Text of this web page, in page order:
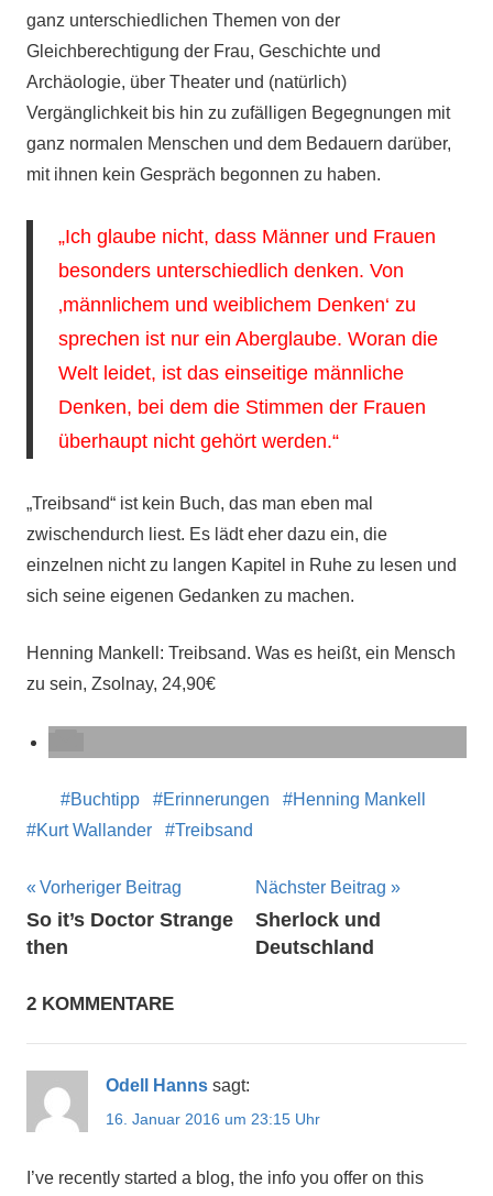
ganz unterschiedlichen Themen von der
Gleichberechtigung der Frau, Geschichte und
Archäologie, über Theater und (natürlich)
Vergänglichkeit bis hin zu zufälligen Begegnungen mit
ganz normalen Menschen und dem Bedauern darüber,
mit ihnen kein Gespräch begonnen zu haben.
„Ich glaube nicht, dass Männer und Frauen
besonders unterschiedlich denken. Von
‚männlichem und weiblichem Denken‘ zu
sprechen ist nur ein Aberglaube. Woran die
Welt leidet, ist das einseitige männliche
Denken, bei dem die Stimmen der Frauen
überhaupt nicht gehört werden.“
„Treibsand“ ist kein Buch, das man eben mal
zwischendurch liest. Es lädt eher dazu ein, die
einzelnen nicht zu langen Kapitel in Ruhe zu lesen und
sich seine eigenen Gedanken zu machen.
Henning Mankell: Treibsand. Was es heißt, ein Mensch
zu sein, Zsolnay, 24,90€
Buchtipp Erinnerungen
Henning Mankell
Kurt Wallander
Treibsand
Beitragsnavigation
Vorheriger Beitrag
So it’s Doctor Strange
then
Nächster Beitrag
Sherlock und
Deutschland
2 KOMMENTARE
Odell Hanns sagt:
16. Januar 2016 um 23:15 Uhr
I’ve recently started a blog, the info you offer on this